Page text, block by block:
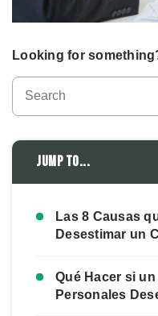
Looking for
Jump to...
Las 8 Causas
Desestimar un
Qué Hacer si
Personales